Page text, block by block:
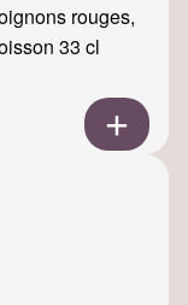
rouges,
33 cl